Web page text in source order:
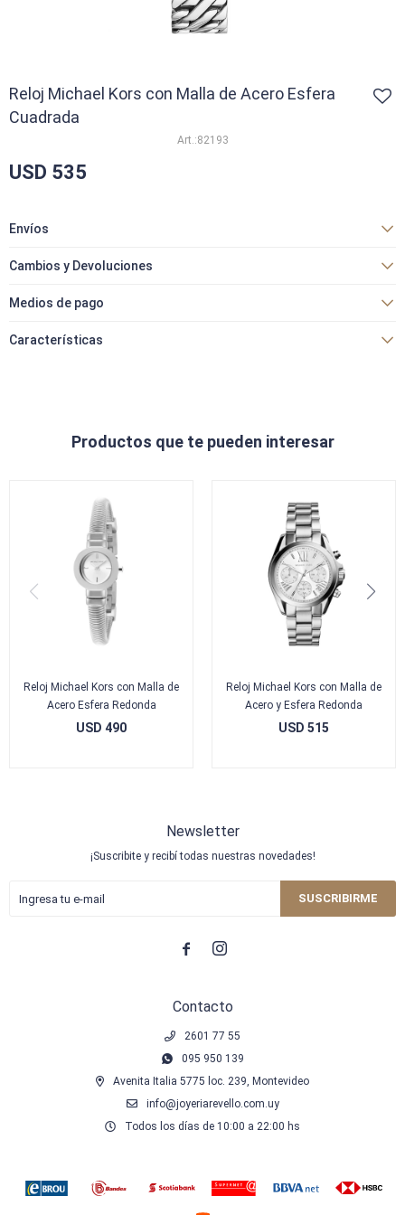
Reloj Michael Kors con Malla de Acero Esfera
Cuadrada
82193
USD 535
Envíos
Cambios y Devoluciones
Medios de pago
Características
Productos que te pueden interesar
Reloj Michael Kors con Malla de
Acero Esfera Redonda
USD 490
Reloj Michael Kors con Malla de
Acero y Esfera Redonda
USD 515
Contacto
2601 77 55
095 950 139
Avenita Italia 5775 loc. 239, Montevideo
info@joyeriarevello.com.uy
Todos los días de 10:00 a 22:00 hs
Newsletter
¡Suscribite y recibí todas nuestras novedades!
SUSCRIBIRME
 